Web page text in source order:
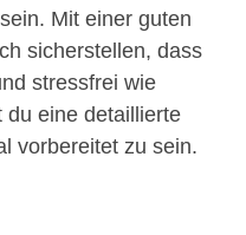
Mit einer guten
sicherstellen, dass
stressfrei wie
du eine detaillierte
vorbereitet zu sein.